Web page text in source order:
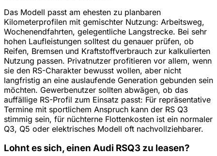
Das Modell passt am ehesten zu planbaren
Kilometerprofilen mit gemischter Nutzung: Arbeitsweg,
Wochenendfahrten, gelegentliche Langstrecke. Bei sehr
hohen Laufleistungen solltest du genauer prüfen, ob
Reifen, Bremsen und Kraftstoffverbrauch zur kalkulierten
Nutzung passen. Privatnutzer profitieren vor allem, wenn
sie den RS-Charakter bewusst wollen, aber nicht
langfristig an eine auslaufende Generation gebunden sein
möchten. Gewerbenutzer sollten abwägen, ob das
auffällige RS-Profil zum Einsatz passt: Für repräsentative
Termine mit sportlichem Anspruch kann der RS Q3
stimmig sein, für nüchterne Flottenkosten ist ein normaler
Q3, Q5 oder elektrisches Modell oft nachvollziehbarer.
Lohnt es sich, einen Audi RSQ3 zu leasen?